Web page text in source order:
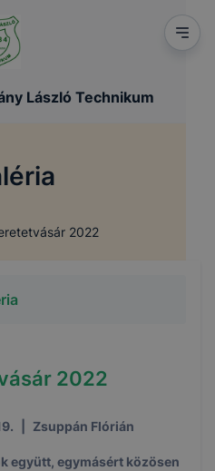
László Technikum
2022
2022
Zsuppán Flórián
együtt, egymásért közösen